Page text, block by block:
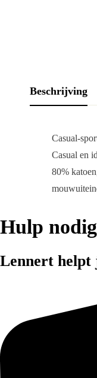
Beschrijving
Casual-
Casual en
80%
Hulp
Lennert helpt